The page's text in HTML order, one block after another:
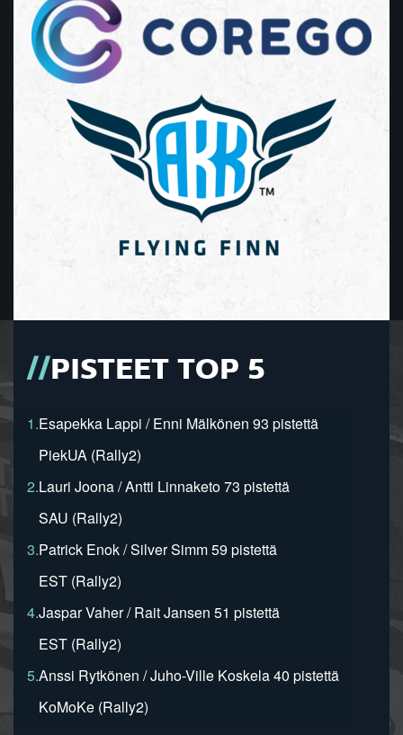
PISTEET TOP 5
1.Esapekka Lappi / Enni Mälkönen 93 pistettä
PiekUA (Rally2)
2.Lauri Joona / Antti Linnaketo 73 pistettä
SAU (Rally2)
3.Patrick Enok / Silver Simm 59 pistettä
EST (Rally2)
4.Jaspar Vaher / Rait Jansen 51 pistettä
EST (Rally2)
5.Anssi Rytkönen / Juho-Ville Koskela 40 pistettä
KoMoKe (Rally2)